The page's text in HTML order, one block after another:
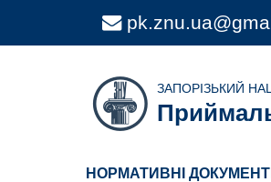
1ЗАПОРІЗЬКИЙ
НОРМАТИВНІ